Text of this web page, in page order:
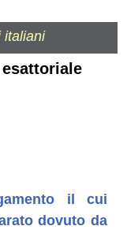
italiani
il cui
dovuto da